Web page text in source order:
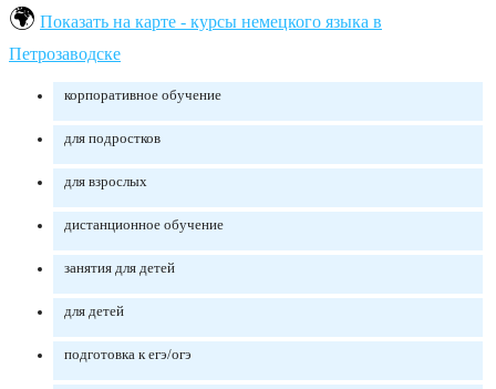
Показать на карте - курсы немецкого языка в
Петрозаводске
корпоративное обучение
для подростков
для взрослых
дистанционное обучение
занятия для детей
для детей
подготовка к егэ/огэ